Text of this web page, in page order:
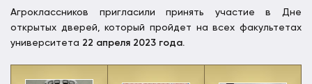
Агроклассников пригласили принять участие в Дне
открытых дверей, который пройдет на всех факультетах
университета 22 апреля 2023 года.